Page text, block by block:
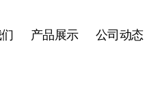
产品展示 公司动态